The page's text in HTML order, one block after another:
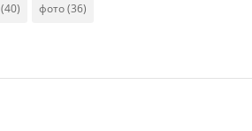
(40) фото(36)